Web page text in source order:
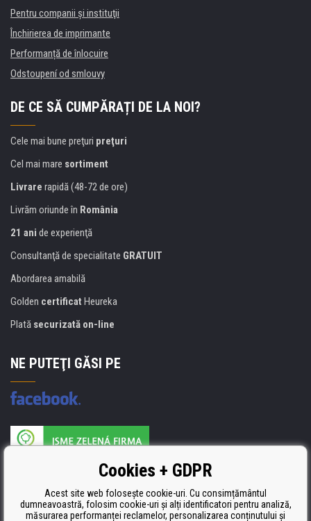
Pentru companii și instituţii
Închirierea de imprimante
Performanță de înlocuire
Odstoupení od smlouvy
DE CE SĂ CUMPĂRAȚI DE LA NOI?
Cele mai bune preţuri preţuri
Cel mai mare sortiment
Livrare rapidă (48-72 de ore)
Livrăm oriunde în România
21 ani de experienţă
Consultanţă de specialitate GRATUIT
Abordarea amabilă
Golden certificat Heureka
Plată securizată on-line
NE PUTEŢI GĂSI PE
Producătorul umpluturii de rezervă este certificat
ISO 9001, ISO 14001 şi STMC.Cookies + GDPR
Acest site web folosește cookie-uri. Cu consimțământul
dumneavoastră, folosim cookie-uri și alți identificatori pentru analiză,
măsurarea performanței reclamelor, personalizarea conținutului și